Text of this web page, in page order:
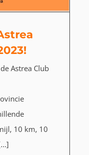
Astrea Club
10 km, 10